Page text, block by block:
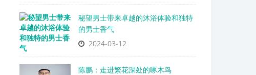
秘望男士带来卓越的沐浴体验和独特
的男士香气
2024-03-12
陈鹏：走进繁花深处的啄木鸟